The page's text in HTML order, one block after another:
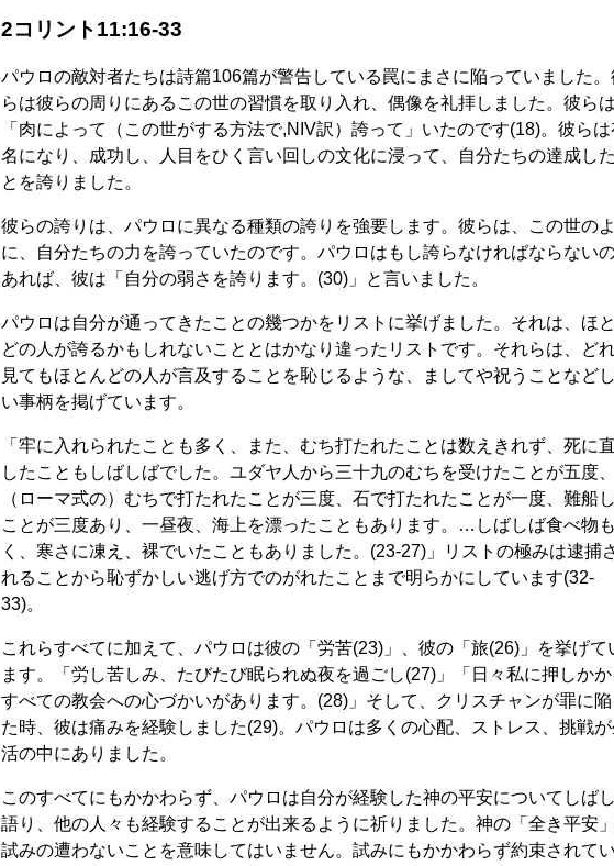
2コリント11:16-33
パウロの敵対者たちは詩篇106篇が警告している罠にまさに陥っていました。
らは彼らの周りにあるこの世の習慣を取り入れ、偶像を礼拝しました。彼らは
「肉によって（この世がする方法で,NIV訳）誇って」いたのです(18)。彼ら
名になり、成功し、人目をひく言い回しの文化に浸って、自分たちの達成し
とを誇りました。
彼らの誇りは、パウロに異なる種類の誇りを強要します。彼らは、この世の
に、自分たちの力を誇っていたのです。パウロはもし誇らなければならない
あれば、彼は「自分の弱さを誇ります。(30)」と言いました。
パウロは自分が通ってきたことの幾つかをリストに挙げました。それは、ほ
どの人が誇るかもしれないこととはかなり違ったリストです。それらは、ど
見てもほとんどの人が言及することを恥じるような、ましてや祝うことなど
い事柄を掲げています。
「牢に入れられたことも多く、また、むち打たれたことは数えきれず、死に
したこともしばしばでした。ユダヤ人から三十九のむちを受けたことが五度、
（ローマ式の）むちで打たれたことが三度、石で打たれたことが一度、難船
ことが三度あり、一昼夜、海上を漂ったこともあります。…しばしば食べ物
く、寒さに凍え、裸でいたこともありました。(23-27)」リストの極みは逮捕
れることから恥ずかしい逃げ方でのがれたことまで明らかにしています(32-
33)。
これらすべてに加えて、パウロは彼の「労苦(23)」、彼の「旅(26)」を挙げて
ます。「労し苦しみ、たびたび眠られぬ夜を過ごし(27)」「日々私に押しかか
すべての教会への心づかいがあります。(28)」そして、クリスチャンが罪に陥
た時、彼は痛みを経験しました(29)。パウロは多くの心配、ストレス、挑戦が
活の中にありました。
このすべてにもかかわらず、パウロは自分が経験した神の平安についてしば
語り、他の人々も経験することが出来るように祈りました。神の「全き平安
試みの遭わないことを意味してはいません。試みにもかかわらず約束されて